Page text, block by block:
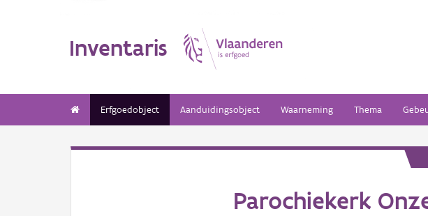
Inventaris
Erfgoedobject Aanduidingsobject Waarneming Thema
Parochiekerk